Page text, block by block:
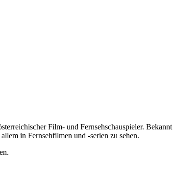
Film- und Fernsehschauspieler.
in Fernsehfilmen und -serien zu sehen.